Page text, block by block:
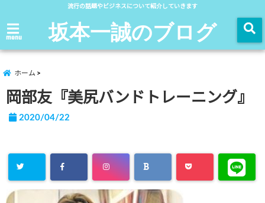
流行の話題やビジネスについて紹介していきます
menu 坂本一誠のブログ
ホーム
岡部友『美尻バンドトレーニング』
2020/04/22